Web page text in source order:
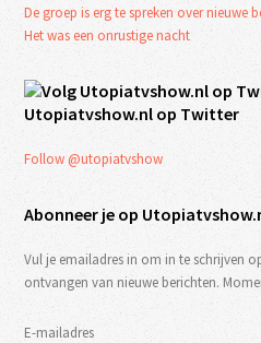
De groep is erg te spreken over nieuwe
Het was een onrustige nacht
Utopiatvshow.nl op Twitter
Follow @utopiatvshow
Abonneer je op
Vul je emailadres in om in te schrijven
ontvangen van nieuwe berichten.
E-mailadres